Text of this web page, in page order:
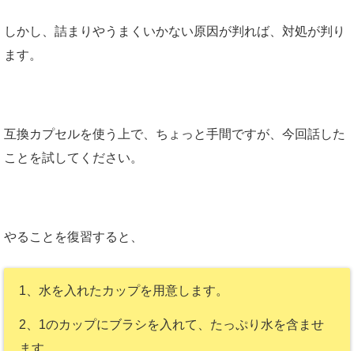
しかし、詰まりやうまくいかない原因が判れば、対処が判り
ます。
互換カプセルを使う上で、ちょっと手間ですが、今回話した
ことを試してください。
やることを復習すると、
1、水を入れたカップを用意します。
2、1のカップにブラシを入れて、たっぷり水を含ませ